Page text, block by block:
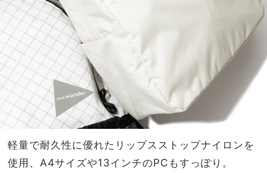
軽量で耐久性に優れたリップスストップナイロンを
使用、A4サイズや13インチのPCもすっぽり。